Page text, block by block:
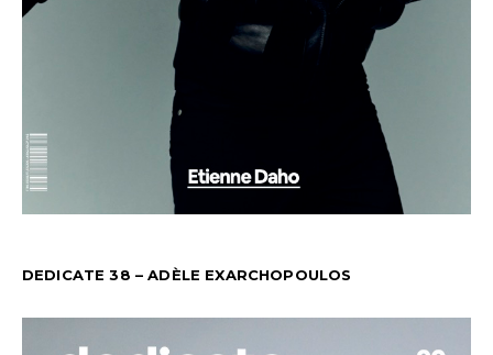
DEDICATE 38 – ADÈLE EXARCHOPOULOS